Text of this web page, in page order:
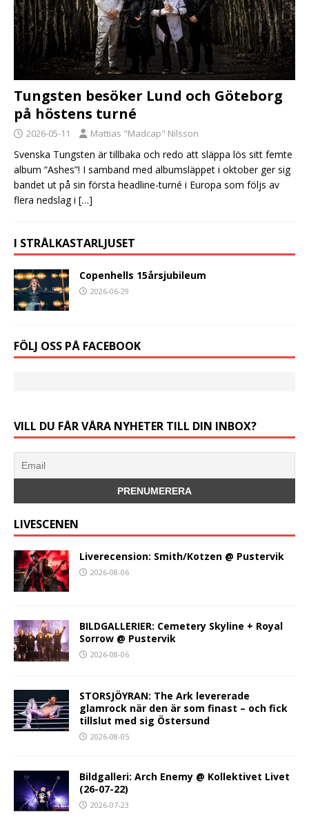
Tungsten besöker Lund och Göteborg
på höstens turné
2026-05-11 Mattias "Madcap" Nilsson
Svenska Tungsten är tillbaka och redo att släppa lös sitt femte
album “Ashes”! I samband med albumsläppet i oktober ger sig
bandet ut på sin första headline-turné i Europa som följs av
flera nedslag i […]
I STRÅLKASTARLJUSET
Copenhells 15årsjubileum
2026-06-29
FÖLJ OSS PÅ FACEBOOK
VILL DU FÅR VÅRA NYHETER TILL DIN INBOX?
LIVESCENEN
Liverecension: Smith/Kotzen @ Pustervik
2026-08-06
BILDGALLERIER: Cemetery Skyline + Royal
Sorrow @ Pustervik
2026-08-06
STORSJÖYRAN: The Ark levererade
glamrock när den är som finast – och fick
tillslut med sig Östersund
2026-08-05
Bildgalleri: Arch Enemy @ Kollektivet Livet
(26-07-22)
2026-07-23